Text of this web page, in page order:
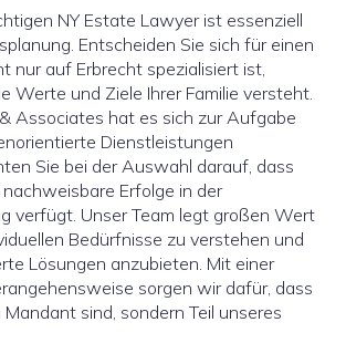
NY Estate Lawyer ist essenziell
Entscheiden Sie sich für einen
nur auf Erbrecht spezialisiert ist,
Werte und Ziele Ihrer Familie versteht.
Associates hat es sich zur Aufgabe
Dienstleistungen
Sie bei der Auswahl darauf, dass
nachweisbare Erfolge in der
verfügt. Unser Team legt großen Wert
Bedürfnisse zu verstehen und
Lösungen anzubieten. Mit einer
sorgen wir dafür, dass
sind, sondern Teil unseres